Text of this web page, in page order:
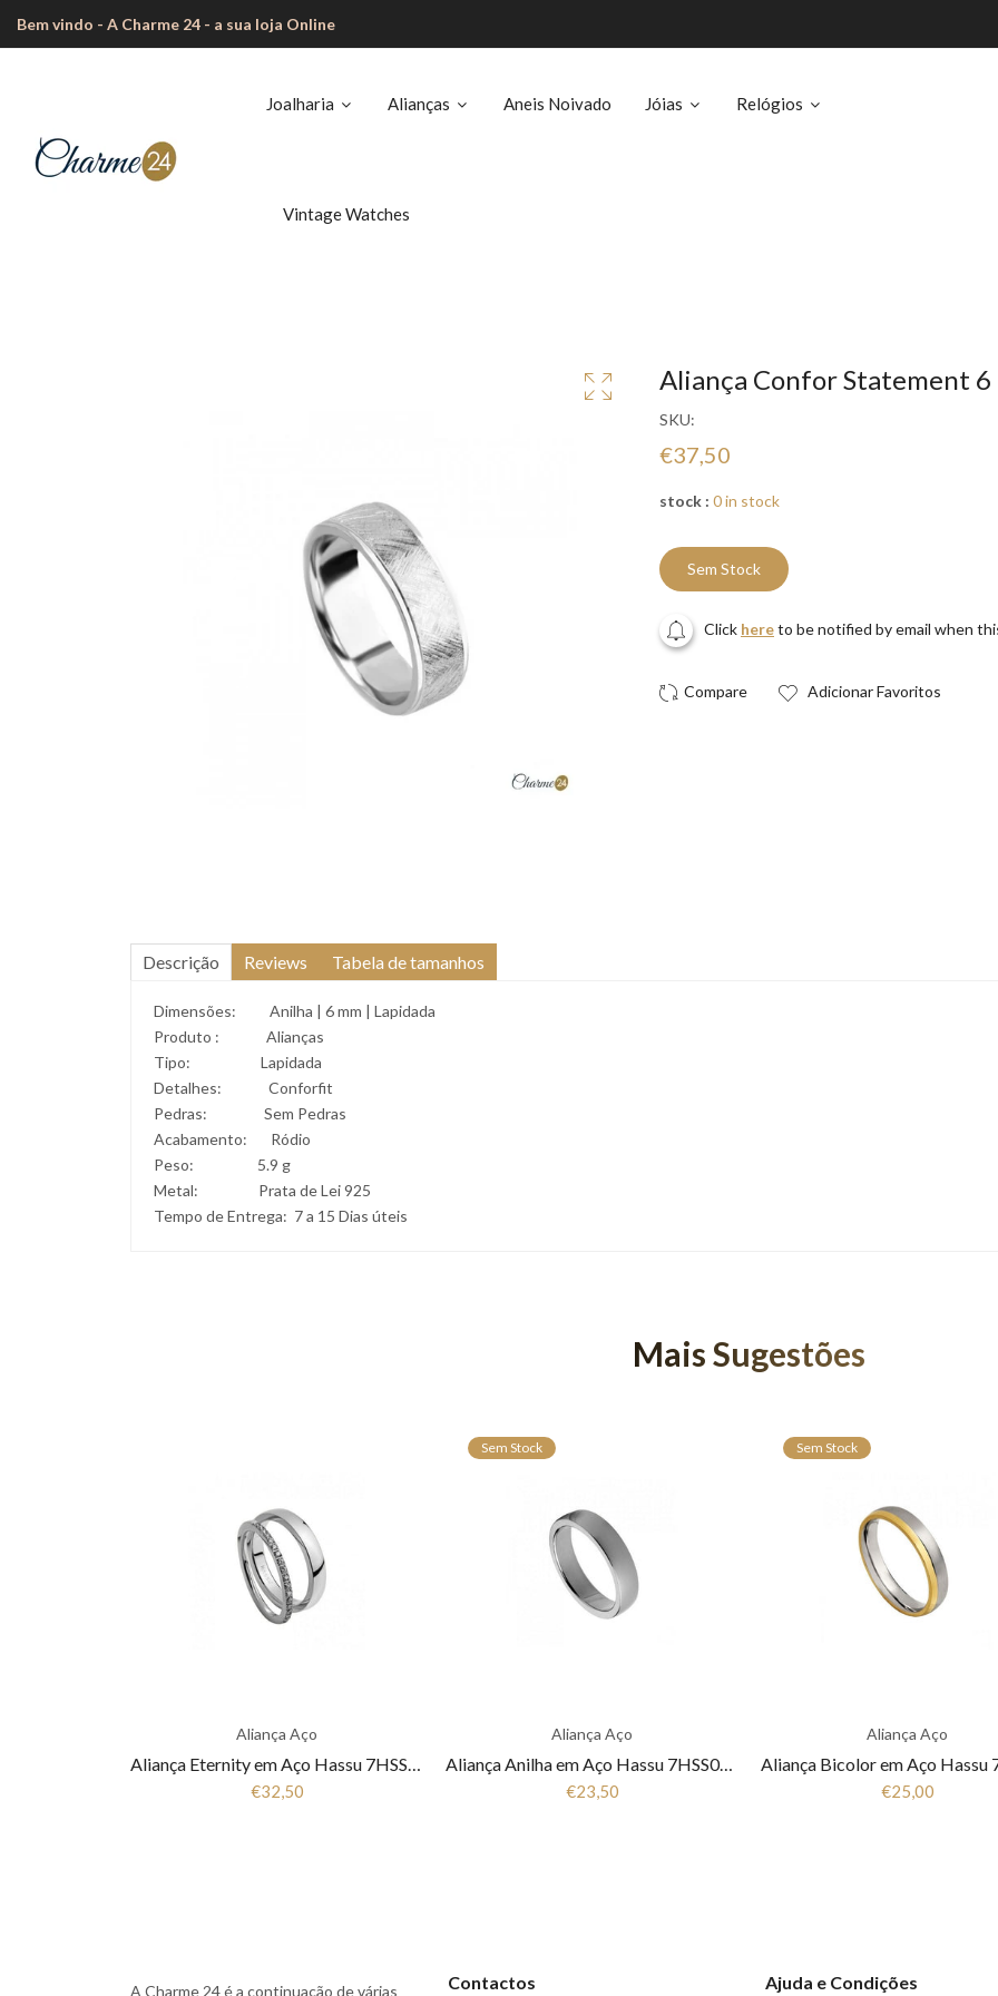
Bem vindo - A Charme 24 - a sua loja Online
Joalharia Alianças Aneis Noivado Jóias Relógios
Vintage Watches
Aliança Confor Statement 6
SKU:
€37,50
stock : 0 in stock
Sem Stock
Click hereto be notified by email when
Adicionar Favoritos
Descrição Reviews Tabela de tamanhos
Dimensões: Anilha | 6 mm | Lapidada
Produto : Alianças
Tipo: Lapidada
Detalhes: Conforfit
Pedras: Sem Pedras
Acabamento: Ródio
Peso: 5.9 g
Metal: Prata de Lei 925
Tempo de Entrega: 7 a 15 Dias úteis
Mais Sugestões
Aliança Aço
Aliança Eternity em Aço Hassu 7HSS010148A
€32,50
Sem Stock
Aliança Aço
Aliança Anilha em Aço Hassu 7HSS010148
€23,50
Sem Stock
Aliança Aço
€25,00
A Charme 24 é a continuação de várias Contactos Ajuda e Condições